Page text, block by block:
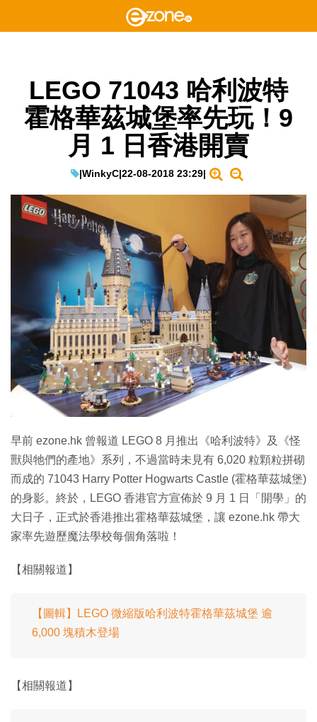
LEGO 71043 哈利波特
霍格華茲城堡率先玩！9
月 1 日香港開賣
|WinkyC|22-08-2018 23:29|
早前 ezone.hk 曾報道 LEGO 8 月推出《哈利波特》及《怪
獸與牠們的產地》系列，不過當時未見有 6,020 粒顆粒拼砌
而成的 71043 Harry Potter Hogwarts Castle (霍格華茲城堡)
的身影。終於，LEGO 香港官方宣佈於 9 月 1 日「開學」的
大日子，正式於香港推出霍格華茲城堡，讓 ezone.hk 帶大
家率先遊歷魔法學校每個角落啦！
【相關報道】
【圖輯】LEGO 微縮版哈利波特霍格華茲城堡 逾
6,000 塊積木登場
【相關報道】